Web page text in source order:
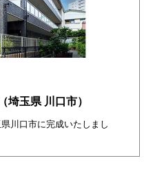
玉県 川口市）
川口市に完成いたしまし